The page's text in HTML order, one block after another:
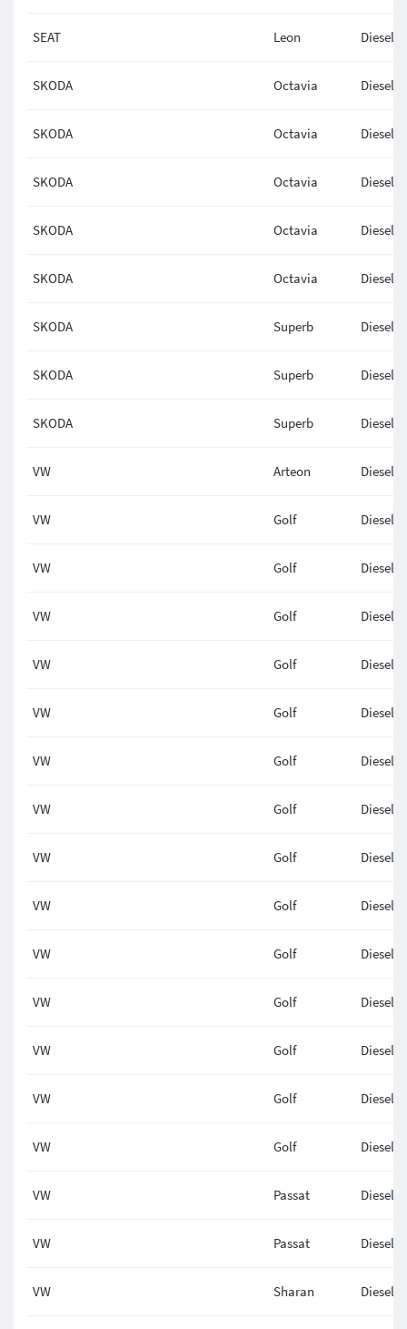
SEAT Leon Diesel
SKODA Octavia Diesel
SKODA Octavia Diesel
SKODA Octavia Diesel
SKODA Octavia Diesel
SKODA Octavia Diesel
SKODA Superb Diesel
SKODA Superb Diesel
SKODA Superb Diesel
VW Arteon Diesel
VW Golf Diesel
VW Golf Diesel
VW Golf Diesel
VW Golf Diesel
VW Golf Diesel
VW Golf Diesel
VW Golf Diesel
VW Golf Diesel
VW Golf Diesel
VW Golf Diesel
VW Golf Diesel
VW Golf Diesel
VW Golf Diesel
VW Golf Diesel
VW Passat Diesel
VW Passat Diesel
VW Sharan Diesel